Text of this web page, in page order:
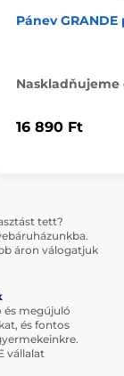
Pánev GRANDE
Naskladňujeme
16 890 Ft
tett?
áron válogatjuk
és megújuló
és fontos
vállalat